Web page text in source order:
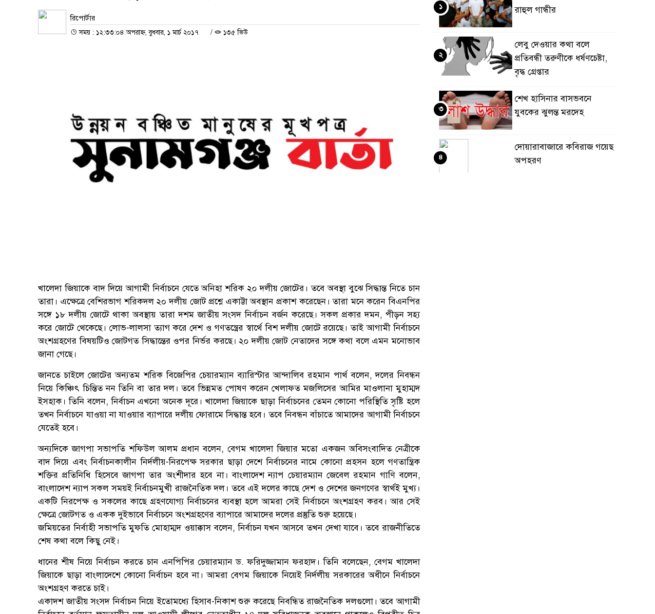
রিপোর্টার
সময় : ১২:৩৩:০৪ অপরাহ্ন, বুধবার, ১ মার্চ ২০১৭ / ১৩৫ ভিউ
খালেদা জিয়াকে বাদ দিয়ে আগামী নির্বাচনে যেতে অনিহা শরিক ২০ দলীয় জোটের। তবে অবস্থা বুঝে সিদ্ধান্ত নিতে চান
তারা। এক্ষেত্রে বেশিরভাগ শরিকদল ২০ দলীয় জোট প্রশ্নে একাট্টা অবস্থান প্রকাশ করেছেন। তারা মনে করেন বিএনপির
সঙ্গে ১৮ দলীয় জোটে থাকা অবস্থায় তারা দশম জাতীয় সংসদ নির্বাচন বর্জন করেছে। সকল প্রকার দমন, পীড়ন সহ্য
করে জোটে থেকেছে। লোভ-লালসা ত্যাগ করে দেশ ও গণতন্ত্রের স্বার্থে বিশ দলীয় জোটে রয়েছে। তাই আগামী নির্বাচনে
অংশগ্রহণের বিষয়টিও জোটগত সিদ্ধান্তের ওপর নির্ভর করছে। ২০ দলীয় জোট নেতাদের সঙ্গে কথা বলে এমন মনোভাব
জানা গেছে।
জানতে চাইলে জোটের অন্যতম শরিক বিজেপির চেয়ারম্যান ব্যারিস্টার আন্দালিব রহমান পার্থ বলেন, দলের নিবন্ধন
নিয়ে কিঞ্চিৎ চিন্তিত নন তিনি বা তার দল। তবে ভিন্নমত পোষণ করেন খেলাফত মজলিসের আমির মাওলানা মুহাম্মদ
ইসহাক। তিনি বলেন, নির্বাচন এখনো অনেক দূরে। খালেদা জিয়াকে ছাড়া নির্বাচনের তেমন কোনো পরিস্থিতি সৃষ্টি হলে
তখন নির্বাচনে যাওয়া না যাওয়ার ব্যাপারে দলীয় ফোরামে সিদ্ধান্ত হবে। তবে নিবন্ধন বাঁচাতে আমাদের আগামী নির্বাচনে
যেতেই হবে।
অন্যদিকে জাগপা সভাপতি শফিউল আলম প্রধান বলেন, বেগম খালেদা জিয়ার মতো একজন অবিসংবাদিত নেত্রীকে
বাদ দিয়ে এবং নির্বাচনকালীন নির্দলীয়-নিরপেক্ষ সরকার ছাড়া দেশে নির্বাচনের নামে কোনো প্রহসন হলে গণতান্ত্রিক
শক্তির প্রতিনিধি হিসেবে জাগপা তার অংশীদার হবে না। বাংলাদেশ ন্যাপ চেয়ারম্যান জেবেল রহমান গাণি বলেন,
বাংলাদেশ ন্যাপ সকল সময়ই নির্বাচনমুখী রাজনৈতিক দল। তবে এই দলের কাছে দেশ ও দেশের জনগণের স্বার্থই মুখ্য।
একটি নিরপেক্ষ ও সকলের কাছে গ্রহণযোগ্য নির্বাচনের ব্যবস্থা হলে আমরা সেই নির্বাচনে অংশগ্রহণ করব। আর সেই
ক্ষেত্রে জোটগত ও একক দুইভাবে নির্বাচনে অংশগ্রহণের ব্যাপারে আমাদের দলের প্রস্তুতি শুরু হয়েছে।
জমিয়তের নির্বাহী সভাপতি মুফতি মোহাম্মদ ওয়াক্কাস বলেন, নির্বাচন যখন আসবে তখন দেখা যাবে। তবে রাজনীতিতে
শেষ কথা বলে কিছু নেই।
ধানের শীষ নিয়ে নির্বাচন করতে চান এনপিপির চেয়ারম্যান ড. ফরিদুজ্জামান ফরহাদ। তিনি বলেছেন, বেগম খালেদা
জিয়াকে ছাড়া বাংলাদেশে কোনো নির্বাচন হবে না। আমরা বেগম জিয়াকে নিয়েই নির্দলীয় সরকারের অধীনে নির্বাচনে
অংশগ্রহণ করতে চাই।
একাদশ জাতীয় সংসদ নির্বাচন নিয়ে ইতোমধ্যে হিসাব-নিকাশ শুরু করেছে নিবন্ধিত রাজনৈতিক দলগুলো। তবে আগামী
রাহুল গান্ধীর
১
লেবু দেওয়ার কথা বলে
প্রতিবন্ধী তরুণীকে ধর্ষণচেষ্টা,
বৃদ্ধ গ্রেপ্তার
২
শেখ হাসিনার বাসভবনে
যুবকের ঝুলন্ত মরদেহ
৩
দোয়ারাবাজারে কবিরাজ গয়েছ
অপহরণ
৪